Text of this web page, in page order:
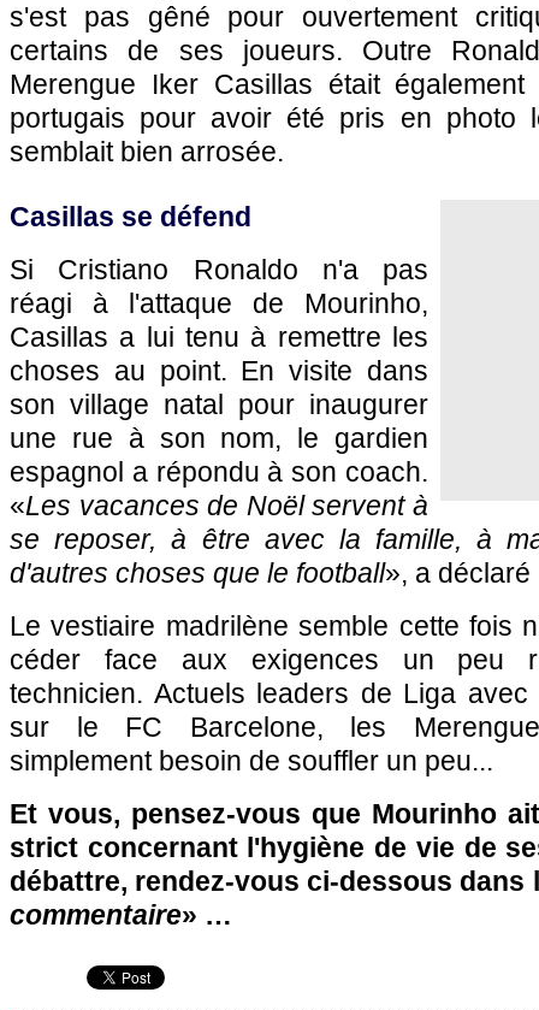
s'est pas gêné pour ouvertement
certains de ses joueurs. Outre
Merengue Iker Casillas était
portugais pour avoir été pris en photo
semblait bien arrosée.
Casillas se défend
Si Cristiano Ronaldo n'a pas
réagi à l'attaque de Mourinho,
Casillas a lui tenu à remettre les
choses au point. En visite dans
son village natal pour inaugurer
une rue à son nom, le gardien
espagnol a répondu à son coach.
«Les vacances de Noël servent à
se reposer, à être avec la famille, à
d'autres choses que le football», a
Le vestiaire madrilène semble cette fois
céder face aux exigences un peu
technicien. Actuels leaders de Liga
sur le FC Barcelone, les
simplement besoin de souffler un peu...
Et vous, pensez-vous que Mourinho
strict concernant l'hygiène de vie de
débattre, rendez-vous ci-dessous dans
commentaire» …